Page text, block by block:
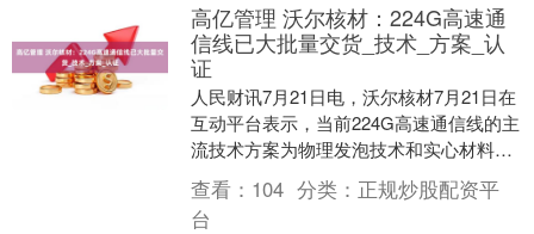
高亿管理 沃尔核材：224G高速通
信线已大批量交货_技术_方案_认
证
人民财讯7月21日电，沃尔核材7月21日在
互动平台表示，当前224G高速通信线的主
流技术方案为物理发泡技术和实心材料技
术，公司凭此两项技术方案开发的224G高
速....
查看： 104 分类： 正规炒股配资平
台